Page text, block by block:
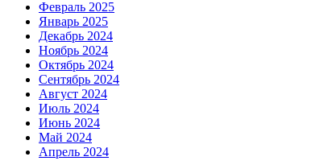
Февраль 2025
Январь 2025
Декабрь 2024
Ноябрь 2024
Октябрь 2024
Сентябрь 2024
Август 2024
Июль 2024
Июнь 2024
Май 2024
Апрель 2024